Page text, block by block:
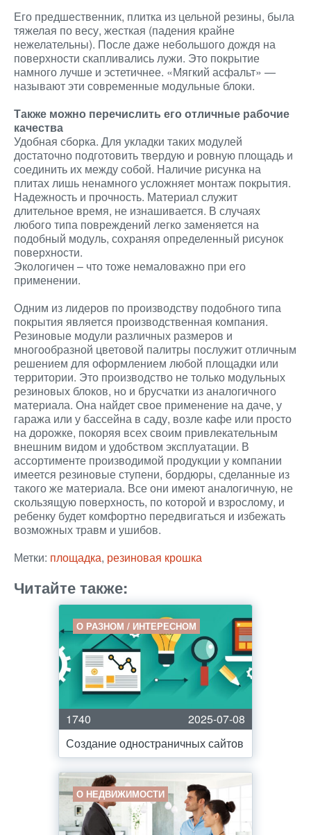
Его предшественник, плитка из цельной резины, была
тяжелая по весу, жесткая (падения крайне
нежелательны). После даже небольшого дождя на
поверхности скапливались лужи. Это покрытие
намного лучше и эстетичнее. «Мягкий асфальт» —
называют эти современные модульные блоки.
Также можно перечислить его отличные рабочие
качества
Удобная сборка. Для укладки таких модулей
достаточно подготовить твердую и ровную площадь и
соединить их между собой. Наличие рисунка на
плитах лишь ненамного усложняет монтаж покрытия.
Надежность и прочность. Материал служит
длительное время, не изнашивается. В случаях
любого типа повреждений легко заменяется на
подобный модуль, сохраняя определенный рисунок
поверхности.
Экологичен – что тоже немаловажно при его
применении.
Одним из лидеров по производству подобного типа
покрытия является производственная компания.
Резиновые модули различных размеров и
многообразной цветовой палитры послужит отличным
решением для оформлением любой площадки или
территории. Это производство не только модульных
резиновых блоков, но и брусчатки из аналогичного
материала. Она найдет свое применение на даче, у
гаража или у бассейна в саду, возле кафе или просто
на дорожке, покоряя всех своим привлекательным
внешним видом и удобством эксплуатации. В
ассортименте производимой продукции у компании
имеется резиновые ступени, бордюры, сделанные из
такого же материала. Все они имеют аналогичную, не
скользящую поверхность, по которой и взрослому, и
ребенку будет комфортно передвигаться и избежать
возможных травм и ушибов.
Метки: площадка, резиновая крошка
Читайте также:
О РАЗНОМ / ИНТЕРЕСНОМ
1740
2025-07-08
Создание одностраничных сайтов
О НЕДВИЖИМОСТИ